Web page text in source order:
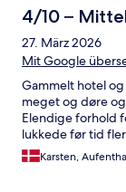
4/10 –
27. März 2026
Mit Google
Gammelt hotel
meget og døre
Elendige forhold
lukkede før tid
Karsten,